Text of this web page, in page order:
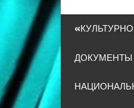
ДОКУМЕНТЫ